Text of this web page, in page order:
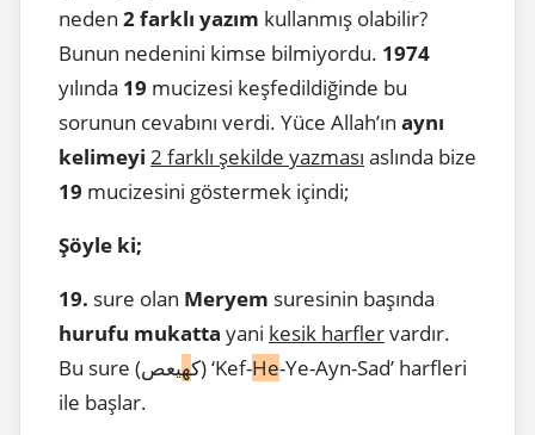
neden 2 farklı yazım kullanmış olabilir?
Bunun nedenini kimse bilmiyordu. 1974
yılında 19 mucizesi keşfedildiğinde bu
sorunun cevabını verdi. Yüce Allah’ın aynı
kelimeyi 2 farklı şekilde yazması aslında bize
19 mucizesini göstermek içindi;
Şöyle ki;
19. sure olan Meryem suresinin başında
hurufu mukatta yani kesik harflervardır.
Bu sure (كه يعص) ‘Kef-He-Ye-Ayn-Sad’ harfleri
ile başlar.